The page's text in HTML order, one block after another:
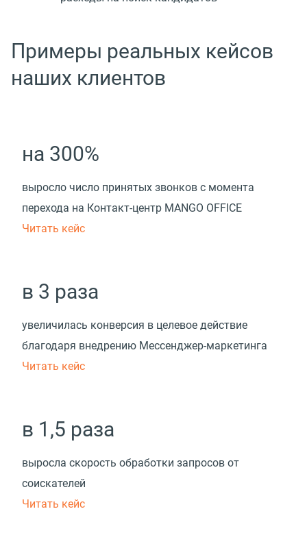
Примеры реальных кейсов
наших клиентов
на 300%
выросло число принятых звонков с момента
перехода на Контакт-центр MANGO OFFICE
Читать кейс
в 3 раза
увеличилась конверсия в целевое действие
благодаря внедрению Мессенджер-маркетинга
Читать кейс
в 1,5 раза
выросла скорость обработки запросов от
соискателей
Читать кейс